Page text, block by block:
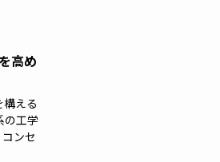
高め
える
の工学
ンセ